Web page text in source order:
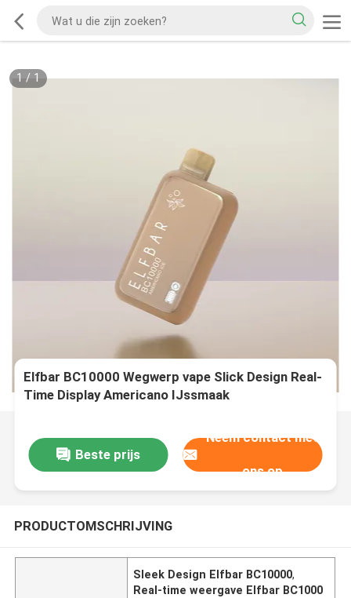
1 / 1
Elfbar BC10000 Wegwerp vape Slick Design Real-
Time Display Americano IJssmaak
Beste prijs
Neem contact met
ons op
PRODUCTOMSCHRIJVING
Sleek Design Elfbar BC10000,
Real-time weergave Elfbar BC1000